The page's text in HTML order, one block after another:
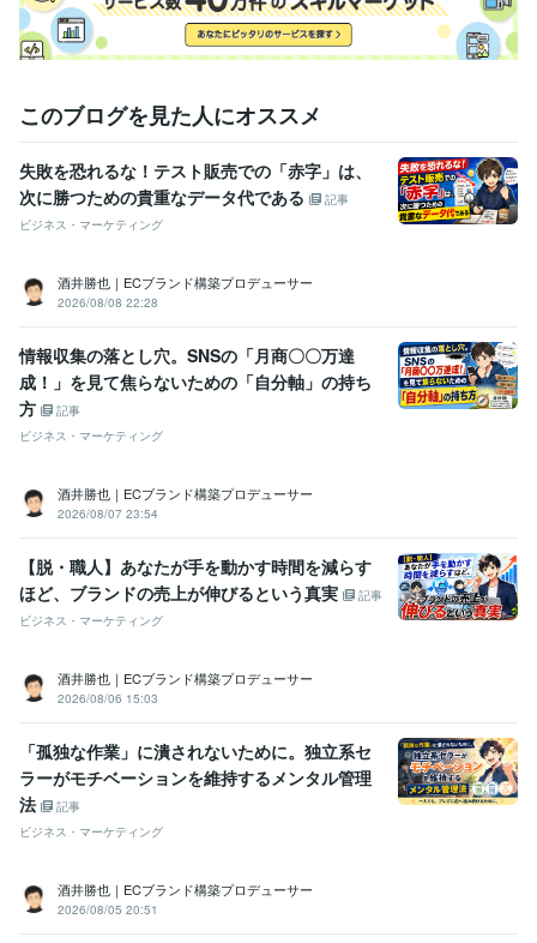
このブログを見た人にオススメ
失敗を恐れるな！テスト販売での「赤字」は、
次に勝つための貴重なデータ代である
記事
ビジネス・マーケティング
酒井勝也｜ECブランド構築プロデューサー
2026/08/08 22:28
情報収集の落とし穴。SNSの「月商〇〇万達
成！」を見て焦らないための「自分軸」の持ち
方
記事
ビジネス・マーケティング
酒井勝也｜ECブランド構築プロデューサー
2026/08/07 23:54
【脱・職人】あなたが手を動かす時間を減らす
ほど、ブランドの売上が伸びるという真実
記事
ビジネス・マーケティング
酒井勝也｜ECブランド構築プロデューサー
2026/08/06 15:03
「孤独な作業」に潰されないために。独立系セ
ラーがモチベーションを維持するメンタル管理
法
記事
ビジネス・マーケティング
酒井勝也｜ECブランド構築プロデューサー
2026/08/05 20:51